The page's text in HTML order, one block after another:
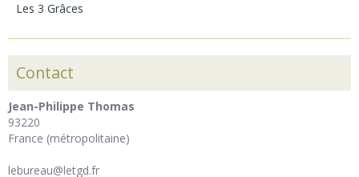
Les 3 Grâces
Contact
Jean-Philippe Thomas
93220
France (métropolitaine)
lebureau@letgd.fr